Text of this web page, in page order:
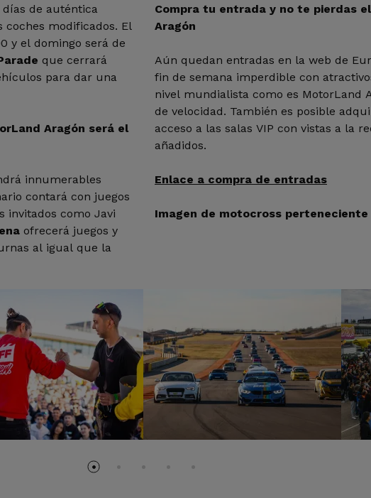
de auténtica
coches modificados. El
y el domingo será de
que cerrará
para dar una
Aragón será el
innumerables
contará con juegos
invitados como Javi
ofrecerá juegos y
al igual que la
Compra tu entrada y no te pierdas
Aragón
Aún quedan entradas en la web de
fin de semana imperdible con
nivel mundialista como es MotorLand
de velocidad. También es posible
acceso a las salas VIP con vistas a la
añadidos.
Enlace a compra de entradas
Imagen de motocross perteneciente